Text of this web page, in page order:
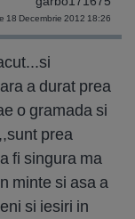
18 Decembrie 2012 18:26
a durat prea
o gramada si
prea
fi singura ma
minte si asa a
si iesiri in